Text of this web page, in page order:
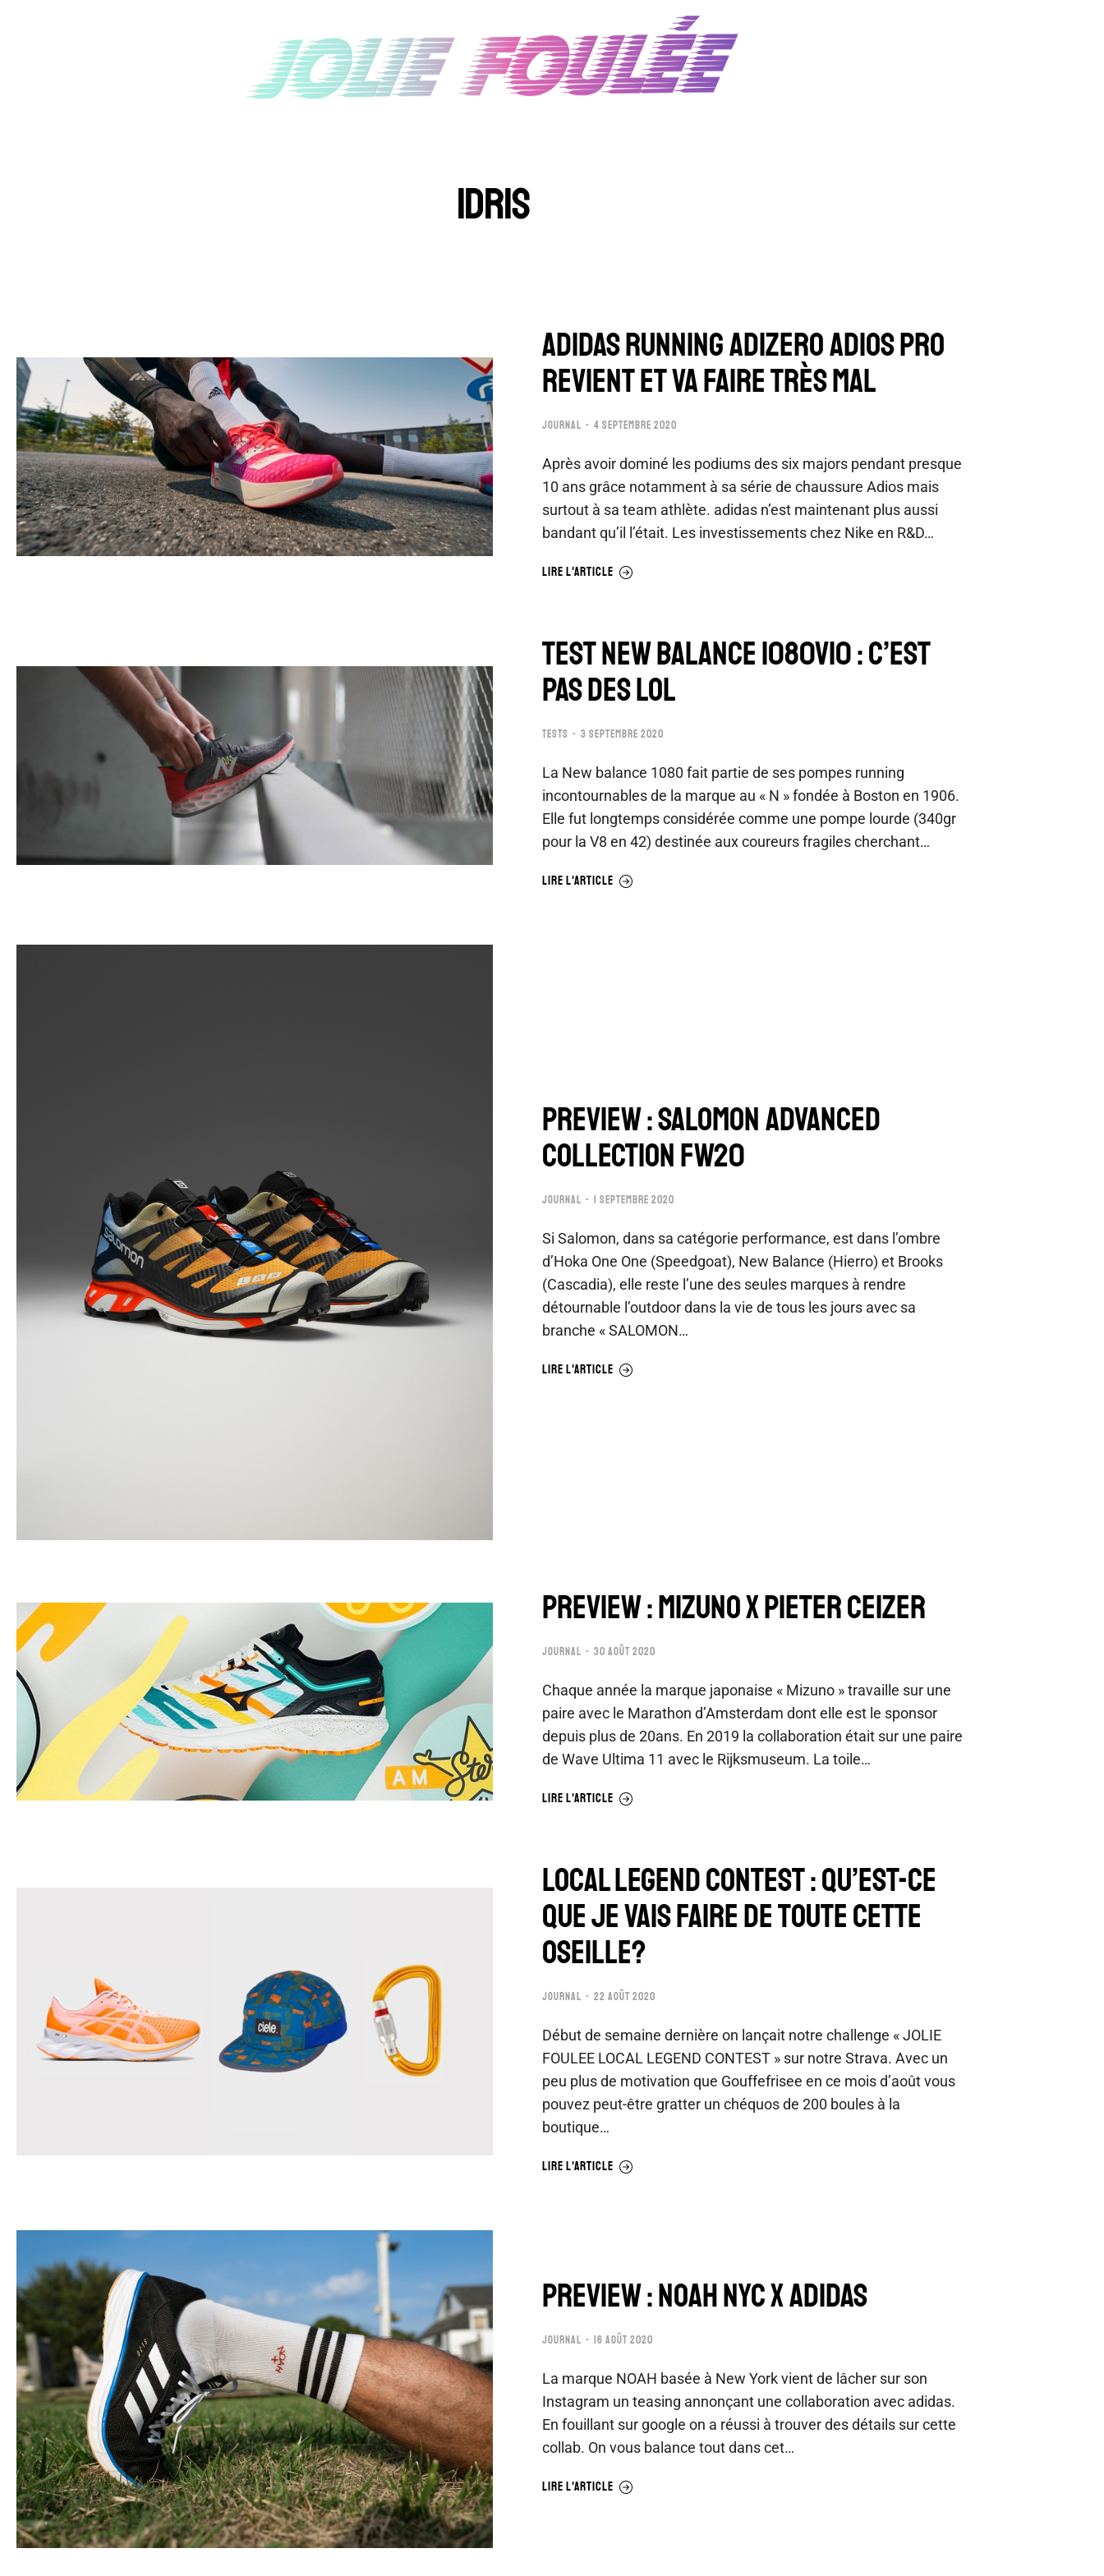
IDRIS
ADIDAS RUNNING ADIZERO ADIOS PRO
REVIENT ET VA FAIRE TRÈS MAL
JOURNAL 4 SEPTEMBRE 2020
Après avoir dominé les podiums des six majors pendant presque
10 ans grâce notamment à sa série de chaussure Adios mais
surtout à sa team athlète. adidas n’est maintenant plus aussi
bandant qu’il l’était. Les investissements chez Nike en R&D…
LIRE L'ARTICLE
TEST NEW BALANCE 1080V10 : C’EST
PAS DES LOL
TESTS 3 SEPTEMBRE 2020
La New balance 1080 fait partie de ses pompes running
incontournables de la marque au « N » fondée à Boston en 1906.
Elle fut longtemps considérée comme une pompe lourde (340gr
pour la V8 en 42) destinée aux coureurs fragiles cherchant…
LIRE L'ARTICLE
PREVIEW : SALOMON ADVANCED
COLLECTION FW20
JOURNAL 1 SEPTEMBRE 2020
Si Salomon, dans sa catégorie performance, est dans l’ombre
d’Hoka One One (Speedgoat), New Balance (Hierro) et Brooks
(Cascadia), elle reste l’une des seules marques à rendre
détournable l’outdoor dans la vie de tous les jours avec sa
branche « SALOMON…
LIRE L'ARTICLE
PREVIEW : MIZUNO X PIETER CEIZER
JOURNAL 30 AOÛT 2020
Chaque année la marque japonaise « Mizuno » travaille sur une
paire avec le Marathon d’Amsterdam dont elle est le sponsor
depuis plus de 20ans. En 2019 la collaboration était sur une paire
de Wave Ultima 11 avec le Rijksmuseum. La toile…
LIRE L'ARTICLE
LOCAL LEGEND CONTEST : Qu’est-ce
que je vais faire de toute cette
oseille?
JOURNAL 22 AOÛT 2020
Début de semaine dernière on lançait notre challenge « JOLIE
FOULEE LOCAL LEGEND CONTEST » sur notre Strava. Avec un
peu plus de motivation que Gouffefrisee en ce mois d’août vous
pouvez peut-être gratter un chéquos de 200 boules à la
boutique…
LIRE L'ARTICLE
PREVIEW : NOAH NYC X ADIDAS
JOURNAL 16 AOÛT 2020
La marque NOAH basée à New York vient de lâcher sur son
Instagram un teasing annonçant une collaboration avec adidas.
En fouillant sur google on a réussi à trouver des détails sur cette
collab. On vous balance tout dans cet…
LIRE L'ARTICLE